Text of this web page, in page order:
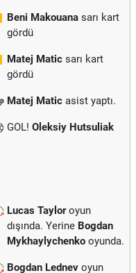
Beni Makouana sarı kart
gördü
Matej Matic sarı kart
gördü
Matej Matic asist yaptı.
GOL! Oleksiy Hutsuliak
Lucas Tayloroyun
dışında. Yerine Bogdan
Mykhaylychenko oyunda.
Bogdan Lednev oyun